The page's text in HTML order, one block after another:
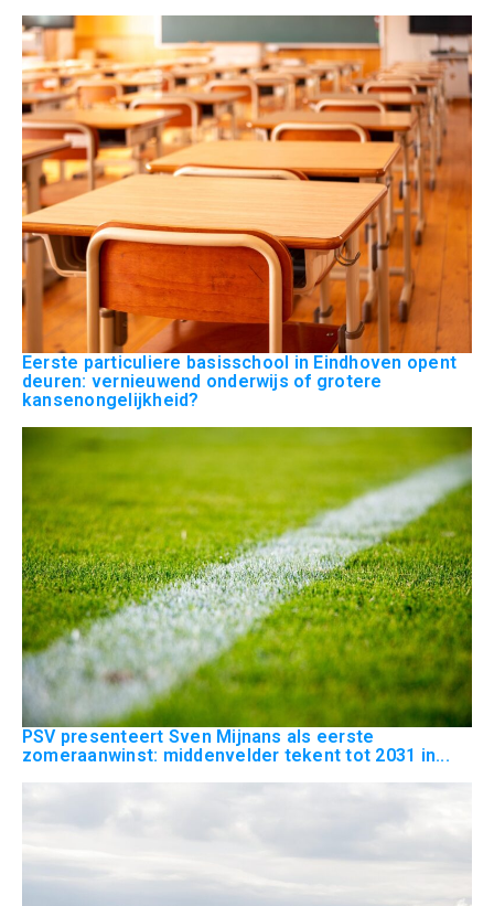
Eerste particuliere basisschool in Eindhoven opent
deuren: vernieuwend onderwijs of grotere
kansenongelijkheid?
PSV presenteert Sven Mijnans als eerste
zomeraanwinst: middenvelder tekent tot 2031 in...